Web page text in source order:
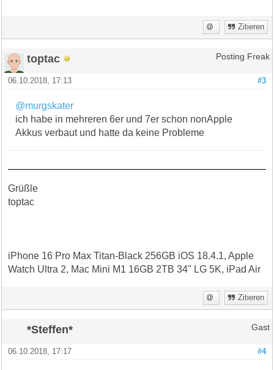
Zitieren
toptac Posting Freak
#3
06.10.2018, 17:13
@murgskater
ich habe in mehreren 6er und 7er schon nonApple
Akkus verbaut und hatte da keine Probleme
Grüßle
toptac
iPhone 16 Pro Max Titan-Black 256GB iOS 18.4.1, Apple
Watch Ultra 2, Mac Mini M1 16GB 2TB 34" LG 5K, iPad Air
Zitieren
*Steffen* Gast
#4
06.10.2018, 17:17